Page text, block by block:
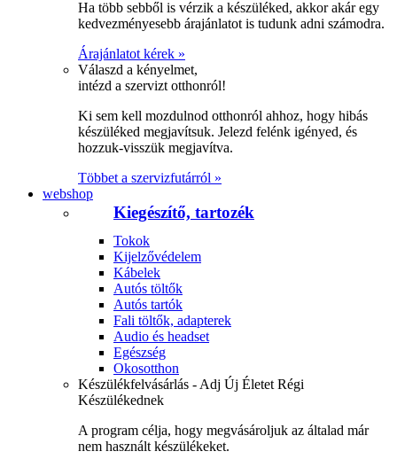
Ha több sebből is vérzik a készüléked, akkor akár egy
kedvezményesebb árajánlatot is tudunk adni számodra.
Árajánlatot kérek »
Válaszd a kényelmet,
intézd a szervizt otthonról!
Ki sem kell mozdulnod otthonról ahhoz, hogy hibás
készüléked megjavítsuk. Jelezd felénk igényed, és
hozzuk-visszük megjavítva.
Többet a szervizfutárról »
webshop
Kiegészítő, tartozék
Tokok
Kijelzővédelem
Kábelek
Autós töltők
Autós tartók
Fali töltők, adapterek
Audio és headset
Egészség
Okosotthon
Készülékfelvásárlás - Adj Új Életet Régi
Készülékednek
A program célja, hogy megvásároljuk az általad már
nem használt készülékeket.